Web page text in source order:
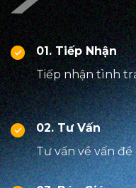
01. Tiếp Nhận
Tiếp nhận tình
02. Tư Vấn
Tư vấn về vấn